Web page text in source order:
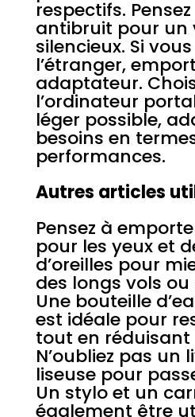
respectifs.
antibruit pour un
silencieux. Si
l’étranger,
adaptateur.
l’ordinateur
léger possible,
besoins en
performances.
Autres articles
Pensez à
pour les yeux et
d’oreilles pour
des longs vols
Une bouteille
est idéale pour
tout en réduisant
N’oubliez pas un
liseuse pour
Un stylo et un
également être